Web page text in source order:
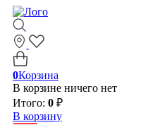
0Корзина
В корзине ничего нет
Итого: 0 ₽
В корзину